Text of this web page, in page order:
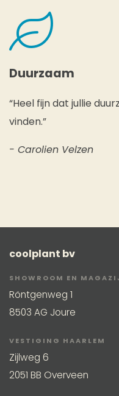
Duurzaam
“Heel fijn dat jullie
vinden.”
- Carolien Velzen
coolplant bv
SHOWROOM EN
Röntgenweg 1
8503 AG Joure
VESTIGING HAARLEM
Zijlweg 6
2051 BB Overveen